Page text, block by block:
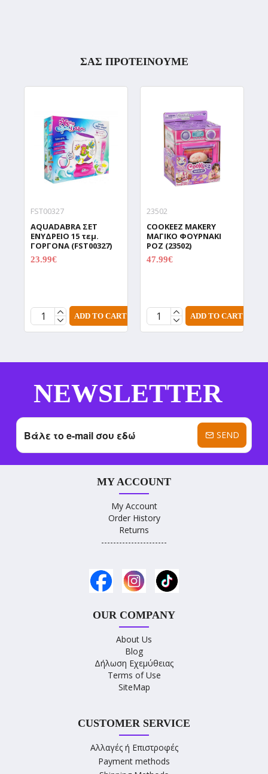
ΣΑΣ ΠΡΟΤΕΙΝΟΥΜΕ
FST00327
AQUADABRA ΣΕΤ
ΕΝΥΔΡΕΙΟ 15 τεμ.
ΓΟΡΓΟΝΑ (FST00327)
23.99€
ADD TO CART
23502
COOKEEZ MAKERY
ΜΑΓΙΚΟ ΦΟΥΡΝΑΚΙ
ΡΟΖ (23502)
47.99€
ADD TO CART
NEWSLETTER
SEND
MY ACCOUNT
My Account
Order History
Returns
----------------------
OUR COMPANY
About Us
Blog
Δήλωση Εχεμύθειας
Terms of Use
SiteMap
CUSTOMER SERVICE
Αλλαγές ή Επιστροφές
Payment methods